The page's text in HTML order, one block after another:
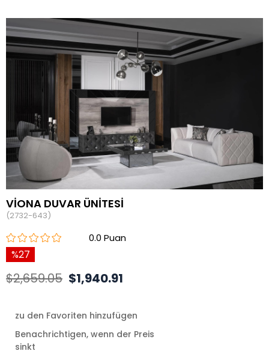
VİONA DUVAR ÜNİTESİ
(2732-643)
0.0
27
$2,659.05 $1,940.91
zu den Favoriten hinzufügen
Benachrichtigen, wenn der Preis
sinkt